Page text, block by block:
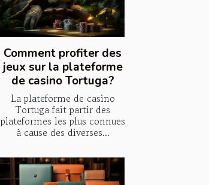
Comment profiter des
jeux sur la plateforme
de casino Tortuga?
La plateforme de casino
Tortuga fait partir des
plateformes les plus connues
à cause des diverses...